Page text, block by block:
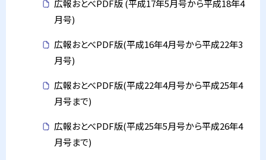
広報おとべPDF版 (平成17年5月号から平成18年4
月号)
広報おとべPDF版(平成16年4月号から平成22年3
月号)
広報おとべPDF版(平成22年4月号から平成25年4
月号まで)
広報おとべPDF版(平成25年5月号から平成26年4
月号まで)